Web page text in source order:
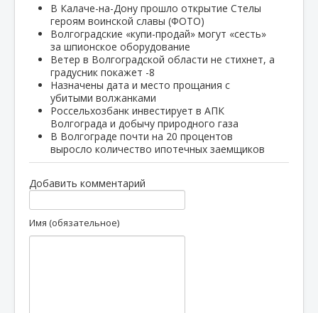
В Калаче-на-Дону прошло открытие Стелы
героям воинской славы (ФОТО)
Волгоградские «купи-продай» могут «сесть»
за шпионское оборудование
Ветер в Волгоградской области не стихнет, а
градусник покажет -8
Назначены дата и место прощания с
убитыми волжанками
Россельхозбанк инвестирует в АПК
Волгограда и добычу природного газа
В Волгограде почти на 20 процентов
выросло количество ипотечных заемщиков
Добавить комментарий
Имя (обязательное)